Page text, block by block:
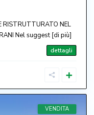
RISTRUTTURATO NEL
Nel suggest[di più]
dettagli
VENDITA